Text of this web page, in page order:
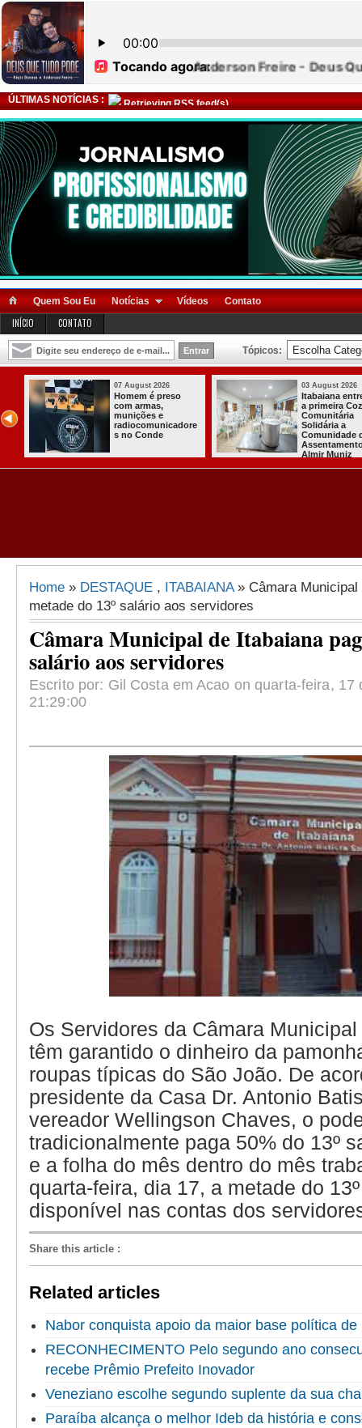
ÚLTIMAS NOTÍCIAS : Retrieving RSS feed(s)
Quem Sou Eu Notícias Vídeos Contato
INÍCIO CONTATO
Tópicos:
07 August 2026
Homem é preso
com armas,
munições e
radiocomunicadore
s no Conde
03 August 2026
Itabaiana
a primeira
Comunitária
Solidária a
Comunidade
Almir Muniz
Home » DESTAQUE , ITABAIANA» Câmara Municipal
metade do 13º salário aos servidores
Câmara Municipal de Itabaiana
salário aos servidores
Escrito por: Gil Costa em Acao on quarta-feira, 17
21:29:00
Os Servidores da Câmara
têm garantido o dinheiro da
roupas típicas do São João. De
presidente da Casa Dr. Antonio
vereador Wellingson Chaves, o
tradicionalmente paga 50% do 13º
e a folha do mês dentro do mês
quarta-feira, dia 17, a metade do
disponível nas contas dos
Share this article :
Related articles
Nabor conquista apoio da maior base política de
RECONHECIMENTO Pelo segundo ano
recebe Prêmio Prefeito Inovador
Veneziano escolhe segundo suplente da sua
Paraíba alcança o melhor Ideb da história e